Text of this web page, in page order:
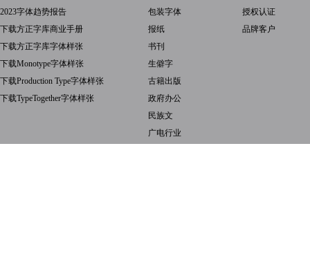
2023字体趋势报告
下载方正字库商业手册
下载方正字库字体样张
下载Monotype字体样张
下载Production Type字体样张
下载TypeTogether字体样张
包装字体
报纸
书刊
生僻字
古籍出版
政府办公
民族文
广电行业
授权认证
品牌客户